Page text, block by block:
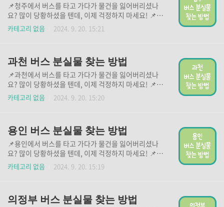
📌청주에서 버스를 타고 가다가 물건을 잃어버리셨나
요? 많이 당황하셨을 텐데, 이제 걱정하지 마세요! 📌
아래 버튼을 통해 분실물 신고를 하시고, 귀중한 물건을
빠르게 찾으시기 바랍니다. 버스 분실물 신고 바로가기
카테고리 없음 2024. 9. 20. 15:21
과천 버스 분실물 찾는 방법
📌과천에서 버스를 타고 가다가 물건을 잃어버리셨나
요? 많이 당황하셨을 텐데, 이제 걱정하지 마세요! 📌
아래 버튼을 통해 분실물 신고를 하시고, 귀중한 물건을
빠르게 찾으시기 바랍니다. 버스 분실물 신고 바로가기
카테고리 없음 2024. 9. 20. 15:20
용인 버스 분실물 찾는 방법
📌용인에서 버스를 타고 가다가 물건을 잃어버리셨나
요? 많이 당황하셨을 텐데, 이제 걱정하지 마세요! 📌
아래 버튼을 통해 분실물 신고를 하시고, 귀중한 물건을
빠르게 찾으시기 바랍니다. 버스 분실물 신고 바로가기
카테고리 없음 2024. 9. 20. 15:19
의정부 버스 분실물 찾는 방법